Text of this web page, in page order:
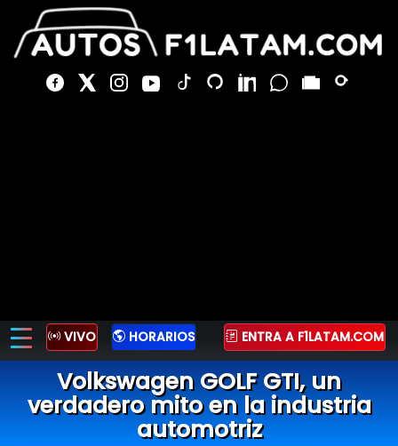
VIVO HORARIOS ENTRA A F1LATAM.COM
Volkswagen GOLF GTI, un
verdadero mito en la industria
automotriz